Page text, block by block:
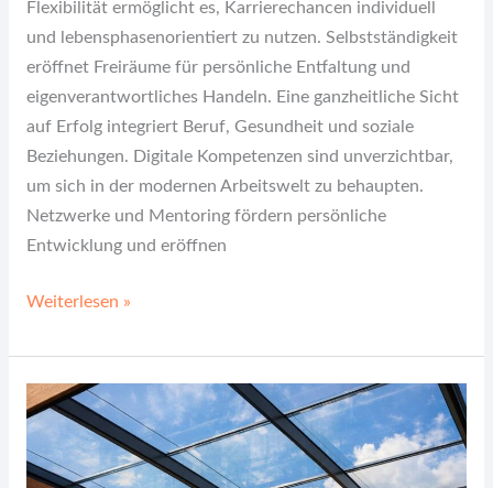
Flexibilität ermöglicht es, Karrierechancen individuell
und lebensphasenorientiert zu nutzen. Selbstständigkeit
eröffnet Freiräume für persönliche Entfaltung und
eigenverantwortliches Handeln. Eine ganzheitliche Sicht
auf Erfolg integriert Beruf, Gesundheit und soziale
Beziehungen. Digitale Kompetenzen sind unverzichtbar,
um sich in der modernen Arbeitswelt zu behaupten.
Netzwerke und Mentoring fördern persönliche
Entwicklung und eröffnen
Weiterlesen »
Terrasse
überdachen
lassen: